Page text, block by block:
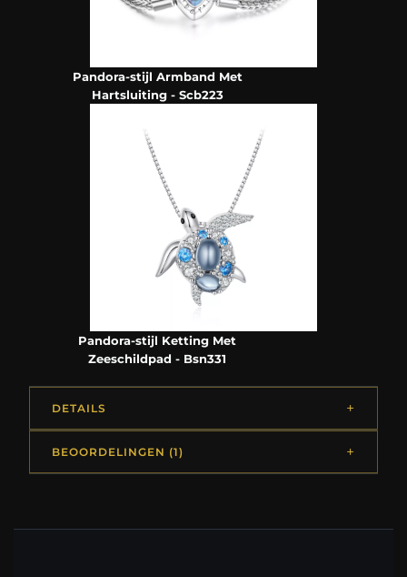
Pandora-stijl Armband Met
Hartsluiting - Scb223
Pandora-stijl Ketting Met
Zeeschildpad - Bsn331
DETAILS
BEOORDELINGEN (1)